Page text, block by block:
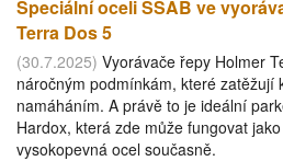
Speciální oceli SSAB ve
Terra Dos 5
(30.7.2025) Vyorávače řepy Holmer
náročným podmínkám, které zatěžují
namáháním. A právě to je ideální
Hardox, která zde může fungovat
vysokopevná ocel současně.